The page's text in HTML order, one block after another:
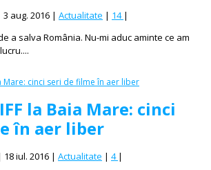
3 aug. 2016 | Actualitate | 14 |
a salva România. Nu-mi aduc aminte ce am
la Baia Mare: cinci
în aer liber
18 iul. 2016 | Actualitate | 4 |